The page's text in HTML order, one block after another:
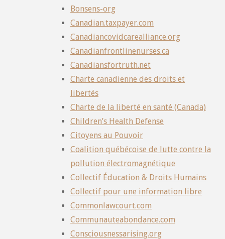
Bonsens-org
Canadian.taxpayer.com
Canadiancovidcarealliance.org
Canadianfrontlinenurses.ca
Canadiansfortruth.net
Charte canadienne des droits et
libertés
Charte de la liberté en santé (Canada)
Children’s Health Defense
Citoyens au Pouvoir
Coalition québécoise de lutte contre la
pollution électromagnétique
Collectif Éducation & Droits Humains
Collectif pour une information libre
Commonlawcourt.com
Communauteabondance.com
Consciousnessarising.org